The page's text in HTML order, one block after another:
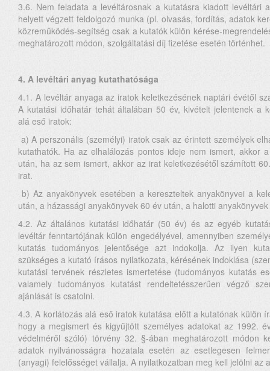
3.6. Nem feladata a levéltárosnak a kutatásra kiadott levéltári
helyett végzett feldolgozó munka (pl. olvasás, fordítás, adatok
közreműködés-segítség csak a kutatók külön kérése-
meghatározott módon, szolgáltatási díj fizetése esetén történhet.
4. A levéltári anyag kutathatósága
4.1. A levéltár anyaga az iratok keletkezésének naptári évétől
A kutatási időhatár tehát általában 50 év, kivételt jelentenek a
alá eső iratok:
a) A perszonális (személyi) iratok csak az érintett személyek
kutathatók. Ha az elhalálozás pontos ideje nem ismert, akkor
után, ha az sem ismert, akkor az irat keletkezésétől számított
irat.
b) Az anyakönyvek esetében a kereszteltek anyakönyvei a
után, a házassági anyakönyvek 60 év után, a halotti
4.2. Az általános kutatási időhatár (50 év) és az egyéb
levéltár fenntartójának külön engedélyével, amennyiben
kutatás tudományos jelentősége azt indokolja. Az ilyen
szükséges a kutató írásos nyilatkozata, kérésének indoklása
kutatási tervének részletes ismertetése (tudományos kutatás
valamely tudományos kutatást rendeltetésszerűen végző
ajánlását is csatolni.
4.3. A korlátozás alá eső iratok kutatása előtt a kutatónak külön
hogy a megismert és kigyűjtött személyes adatokat az 1992.
védelméről szóló) törvény 32. §-ában meghatározott módon
adatok nyilvánosságra hozatala esetén az esetlegesen
(anyagi) felelősséget vállalja. A nyilatkozatban meg kell jelölni az